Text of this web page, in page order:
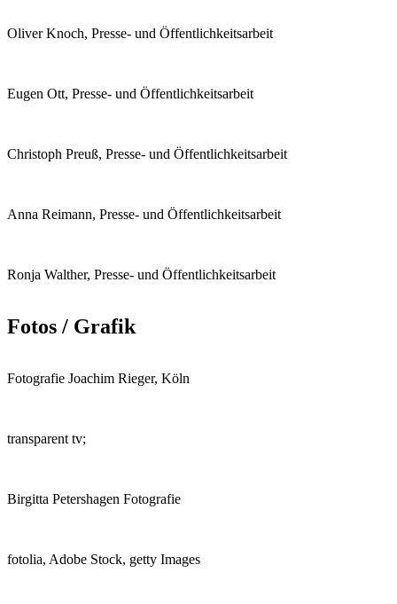
Oliver Knoch, Presse- und Öffentlichkeitsarbeit
Eugen Ott, Presse- und Öffentlichkeitsarbeit
Christoph Preuß, Presse- und Öffentlichkeitsarbeit
Anna Reimann, Presse- und Öffentlichkeitsarbeit
Ronja Walther, Presse- und Öffentlichkeitsarbeit
Fotos / Grafik
Fotografie Joachim Rieger, Köln
transparent tv;
Birgitta Petershagen Fotografie
fotolia, Adobe Stock, getty Images